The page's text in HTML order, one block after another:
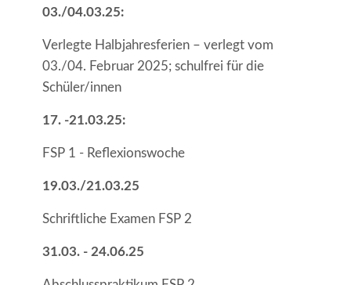
03./04.03.25:
Verlegte Halbjahresferien – verlegt vom
03./04. Februar 2025; schulfrei für die
Schüler/innen
17. -21.03.25:
FSP 1 - Reflexionswoche
19.03./21.03.25
Schriftliche Examen FSP 2
31.03. - 24.06.25